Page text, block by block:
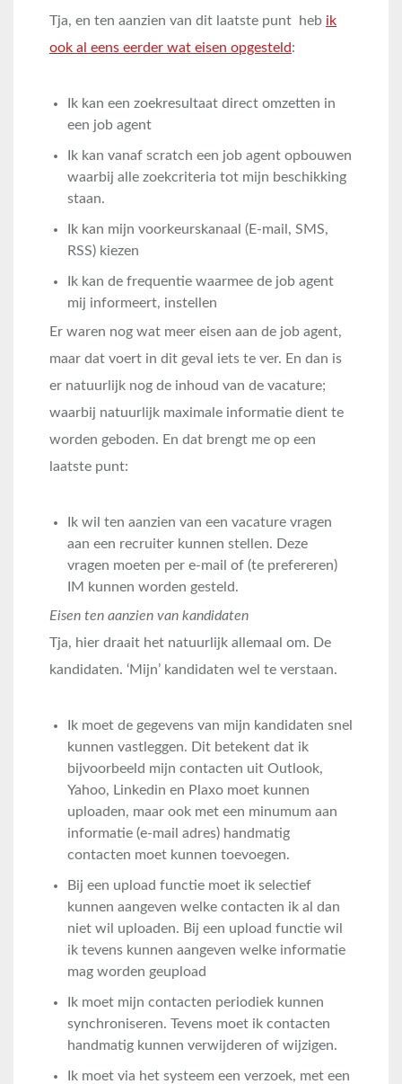
Tja, en ten aanzien van dit laatste punt heb ik
ook al eens eerder wat eisen opgesteld:
Ik kan een zoekresultaat direct omzetten in
een job agent
Ik kan vanaf scratch een job agent opbouwen
waarbij alle zoekcriteria tot mijn beschikking
staan.
Ik kan mijn voorkeurskanaal (E-mail, SMS,
RSS) kiezen
Ik kan de frequentie waarmee de job agent
mij informeert, instellen
Er waren nog wat meer eisen aan de job agent,
maar dat voert in dit geval iets te ver. En dan is
er natuurlijk nog de inhoud van de vacature;
waarbij natuurlijk maximale informatie dient te
worden geboden. En dat brengt me op een
laatste punt:
Ik wil ten aanzien van een vacature vragen
aan een recruiter kunnen stellen. Deze
vragen moeten per e-mail of (te prefereren)
IM kunnen worden gesteld.
Eisen ten aanzien van kandidaten
Tja, hier draait het natuurlijk allemaal om. De
kandidaten. ‘Mijn’ kandidaten wel te verstaan.
Ik moet de gegevens van mijn kandidaten snel
kunnen vastleggen. Dit betekent dat ik
bijvoorbeeld mijn contacten uit Outlook,
Yahoo, Linkedin en Plaxo moet kunnen
uploaden, maar ook met een minumum aan
informatie (e-mail adres) handmatig
contacten moet kunnen toevoegen.
Bij een upload functie moet ik selectief
kunnen aangeven welke contacten ik al dan
niet wil uploaden. Bij een upload functie wil
ik tevens kunnen aangeven welke informatie
mag worden geupload
Ik moet mijn contacten periodiek kunnen
synchroniseren. Tevens moet ik contacten
handmatig kunnen verwijderen of wijzigen.
Ik moet via het systeem een verzoek, met een